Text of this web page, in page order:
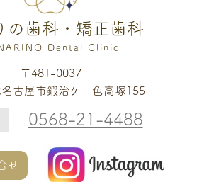
の歯科・矯正歯科
Dental Clinic
〒481-0037
古屋市鍜治ケ一色高塚155
0568-21-4488
せ